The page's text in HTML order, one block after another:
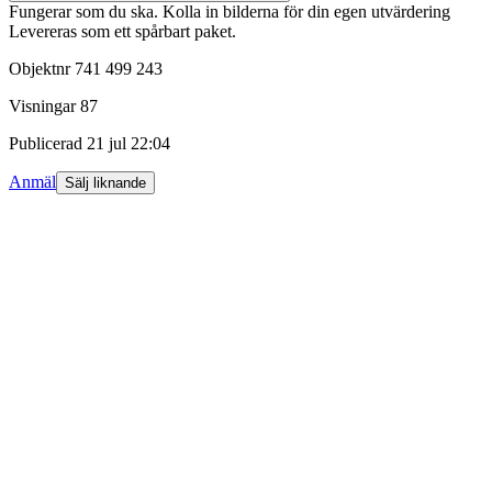
Fungerar som du ska. Kolla in bilderna för din egen utvärdering
Levereras som ett spårbart paket.
Objektnr 741 499 243
Visningar 87
Publicerad 21 jul 22:04
Anmäl Sälj liknande